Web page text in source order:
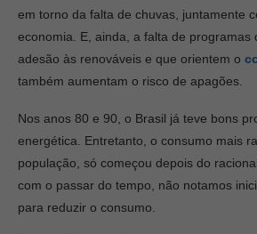
em torno da falta de chuvas, juntamente
economia. E, ainda, a falta de programas
adesão às renováveis e que orientem o
também aumentam o risco de apagões.
Nos anos 80 e 90, o Brasil já teve bons
energética. Entretanto, o consumo mais
população, só começou depois do
com o passar do tempo, não notamos
para reduzir o consumo.